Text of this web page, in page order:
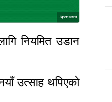
Sponsored
नियमित उडान
उत्साह थपिएको